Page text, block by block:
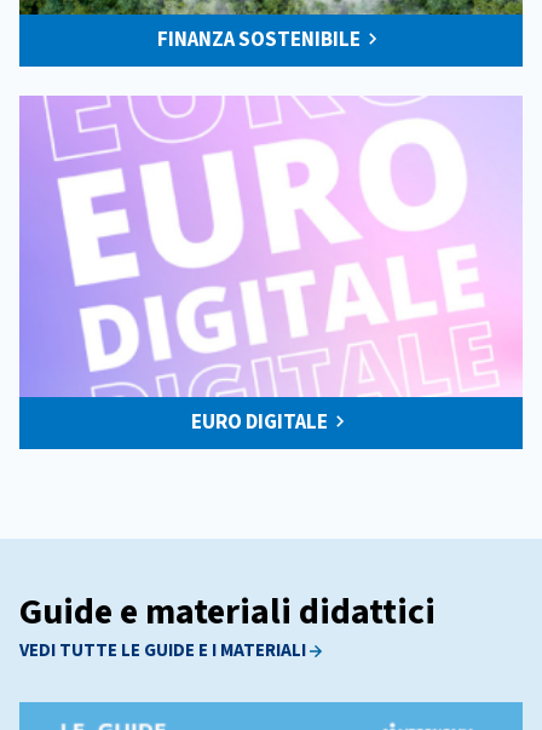
FINANZA SOSTENIBILE
EURO DIGITALE
Guide e materiali didattici
VEDI TUTTE LE GUIDE E I MATERIALI